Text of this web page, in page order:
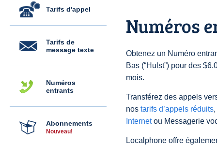
Tarifs d'appel
Tarifs de
message texte
Numéros
entrants
Abonnements
Nouveau!
Numéros
Obtenez un Numéro
Bas (“Hulst”) pour des
mois.
Transférez des appels
nos tarifs d’appels réduits
Internetou Messagerie
Localphone offre